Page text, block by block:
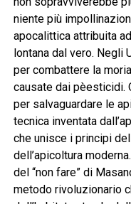
niente più
apocalittica attribuita
lontana dal vero. Negli
per combattere la
causate dai pèesticidi.
per salvaguardare le
tecnica inventata
che unisce i principi
dell’apicoltura
del “non fare” di
metodo rivoluzionario